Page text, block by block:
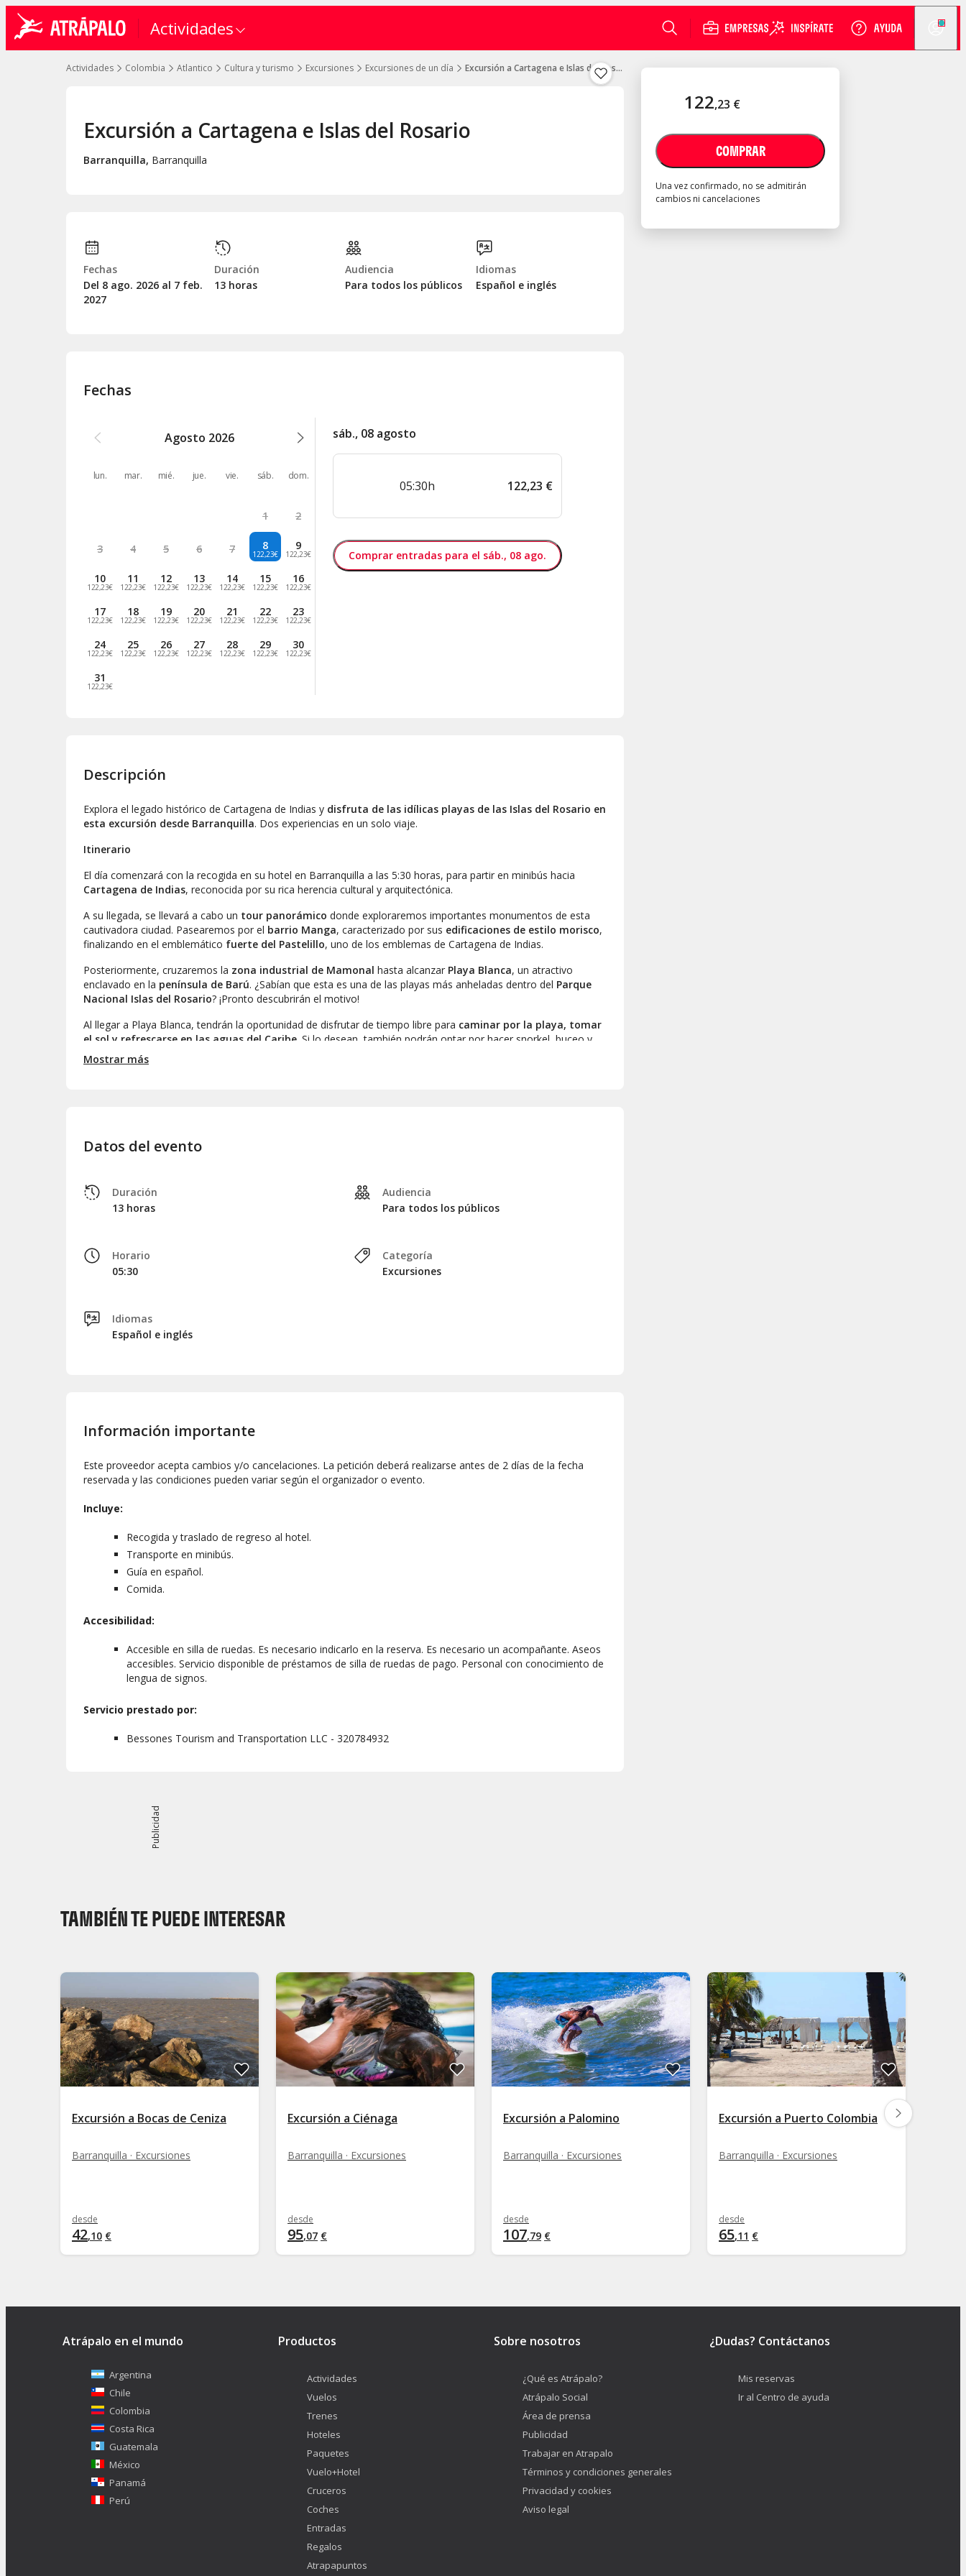
Actividades
Actividades Colombia Atlantico Cultura y turismo Excursiones Excursiones de un día Excursión a Cartagena e Islas del Rosario
122,23 €
COMPRAR
Una vez confirmado, no se admitirán
cambios ni cancelaciones
Excursión a Cartagena e Islas del Rosario
Barranquilla, Barranquilla
Fechas
Del 8 ago. 2026 al 7 feb.
2027
Duración
13 horas
Audiencia
Para todos los públicos
Idiomas
Español e inglés
Fechas
Agosto 2026
lun. mar. mié. jue. vie. sáb. dom.
1 2
3 4 5 6 7 8
122,23€
9
122,23€
10
122,23€
11
122,23€
12
122,23€
13
122,23€
14
122,23€
15
122,23€
16
122,23€
17
122,23€
18
122,23€
19
122,23€
20
122,23€
21
122,23€
22
122,23€
23
122,23€
24
122,23€
25
122,23€
26
122,23€
27
122,23€
28
122,23€
29
122,23€
30
122,23€
31
122,23€
sáb., 08 agosto
05:30h 122,23 €
Comprar entradas para el sáb., 08 ago.
Descripción
Explora el legado histórico de Cartagena de Indias y disfruta de las idílicas playas de las Islas del Rosario en
esta excursión desde Barranquilla. Dos experiencias en un solo viaje.
Itinerario
El día comenzará con la recogida en su hotel en Barranquilla a las 5:30 horas, para partir en minibús hacia
Cartagena de Indias, reconocida por su rica herencia cultural y arquitectónica.
A su llegada, se llevará a cabo un tour panorámico donde exploraremos importantes monumentos de esta
cautivadora ciudad. Pasearemos por el barrio Manga, caracterizado por sus edificaciones de estilo morisco,
finalizando en el emblemático fuerte del Pastelillo, uno de los emblemas de Cartagena de Indias.
Posteriormente, cruzaremos la zona industrial de Mamonal hasta alcanzar Playa Blanca, un atractivo
enclavado en la península de Barú. ¿Sabían que esta es una de las playas más anheladas dentro del Parque
Nacional Islas del Rosario? ¡Pronto descubrirán el motivo!
Al llegar a Playa Blanca, tendrán la oportunidad de disfrutar de tiempo libre para caminar por la playa, tomar
el sol y refrescarse en las aguas del Caribe . Si lo desean, también podrán optar por hacer snorkel, buceo y
participar en diversas actividades acuáticas por su cuenta.
Mostrar más
Datos del evento
Duración
13 horas
Horario
05:30
Idiomas
Español e inglés
Audiencia
Para todos los públicos
Categoría
Excursiones
Información importante
Este proveedor acepta cambios y/o cancelaciones. La petición deberá realizarse antes de 2 días de la fecha
reservada y las condiciones pueden variar según el organizador o evento.
Incluye:
Recogida y traslado de regreso al hotel.
Transporte en minibús.
Guía en español.
Comida.
Accesibilidad:
Accesible en silla de ruedas. Es necesario indicarlo en la reserva. Es necesario un acompañante. Aseos
accesibles. Servicio disponible de préstamos de silla de ruedas de pago. Personal con conocimiento de
lengua de signos.
Servicio prestado por:
Bessones Tourism and Transportation LLC - 320784932
Publicidad
TAMBIÉN TE PUEDE INTERESAR
Excursión a Bocas de Ceniza
Barranquilla · Excursiones
desde
42,10 €
Excursión a Ciénaga
Barranquilla · Excursiones
desde
95,07 €
Excursión a Palomino
Barranquilla · Excursiones
desde
107,79 €
Excursión a Puerto Colombia
Barranquilla · Excursiones
desde
65,11 €
Atrápalo en el mundo
Argentina
Chile
Colombia
Costa Rica
Guatemala
México
Panamá
Perú
Productos
Actividades
Vuelos
Trenes
Hoteles
Paquetes
Vuelo+Hotel
Cruceros
Coches
Entradas
Regalos
Atrapapuntos
Sobre nosotros
¿Qué es Atrápalo?
Atrápalo Social
Área de prensa
Publicidad
Trabajar en Atrapalo
Términos y condiciones generales
Privacidad y cookies
Aviso legal
¿Dudas? Contáctanos
Mis reservas
Ir al Centro de ayuda